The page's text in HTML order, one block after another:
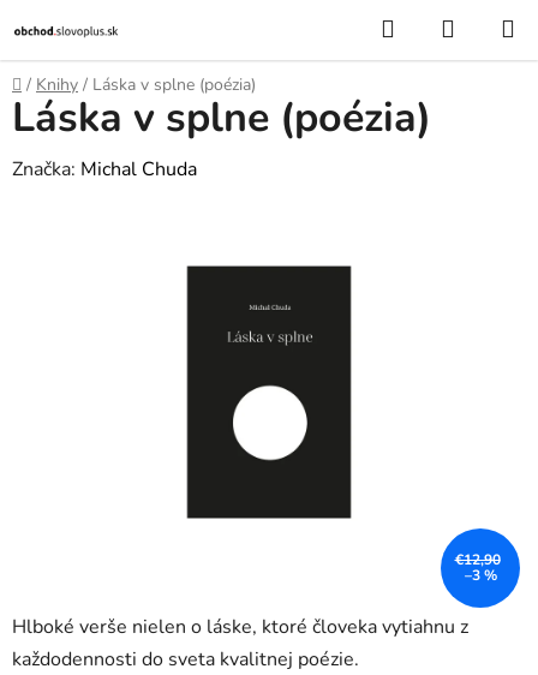
na
obsah
Hľadať
KOŠÍK
Domov
/ Knihy / Láska v splne (poézia)
Hlboké verše nielen o láske, ktoré človeka vytiahnu z
každodennosti do sveta kvalitnej poézie.
Láska v splne (poézia)
Značka: Michal Chuda
€12,90
–3 %